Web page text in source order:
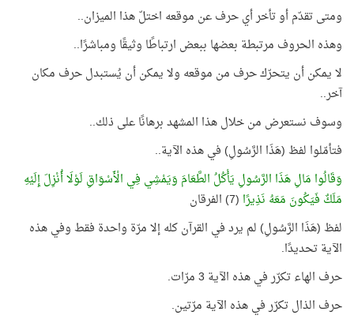
ومتى تقدّم أو تأخر أي حرف عن موقعه اختلّ هذا الميزان..
وهذه الحروف مرتبطة بعضها ببعض ارتباطًا وثيقًا ومباشرًا..
لا يمكن أن يتحرّك حرف من موقعه ولا يمكن أن يُستبدل حرف مكان
آخر..
وسوف نستعرض من خلال هذا المشهد برهانًا على ذلك..
فتأمّلوا لفظ (هَذَا الرَّسُولِ) في هذه الآية..
وَقَالُوا مَالِ هَذَا الرَّسُولِ يَأْكُلُ الطَّعَامَ وَيَمْشِي فِي الْأَسْوَاقِ لَوْلَا أُنْزِلَ إِلَيْهِ
مَلَكٌ فَيَكُونَ مَعَهُ نَذِيرًا (7) الفرقان
لفظ (هَذَا الرَّسُولِ) لم يرد في القرآن كله إلا مرّة واحدة فقط وفي هذه
الآية تحديدًا.
حرف الهاء تكرّر في هذه الآية 3 مرّات.
حرف الذال تكرّر في هذه الآية مرّتين.